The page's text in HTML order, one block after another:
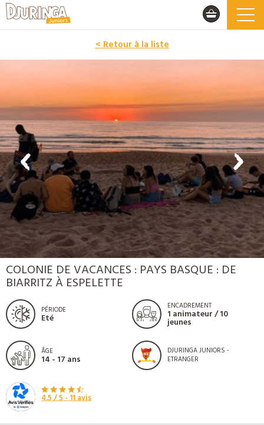
< Retour à la liste
PROMO
COLONIE DE VACANCES : PAYS BASQUE : DE
BIARRITZ À ESPELETTE
PÉRIODE
Eté
ENCADREMENT
1 animateur / 10
jeunes
ÂGE
14 - 17 ans
DJURINGA JUNIORS -
ETRANGER
4.5/ 5 -11avis